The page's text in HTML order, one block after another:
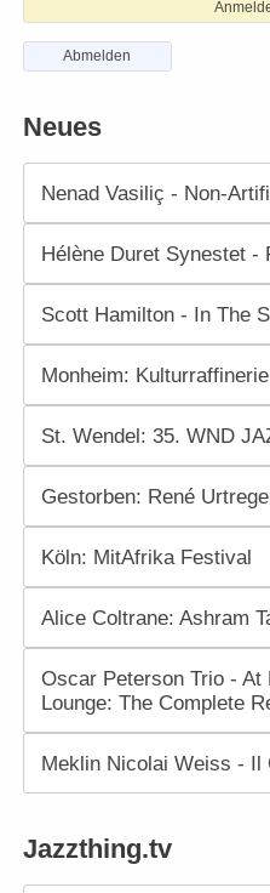
Abmelden
Neues
Nenad Vasiliç - Non-
Hélène Duret Synestet -
Scott Hamilton - In The
Monheim:
St. Wendel: 35. WND
Gestorben: René
Köln: MitAfrika Festival
Alice Coltrane: Ashram
Oscar Peterson Trio - At
Lounge: The Complete
Meklin Nicolai Weiss - Il
Jazzthing.tv